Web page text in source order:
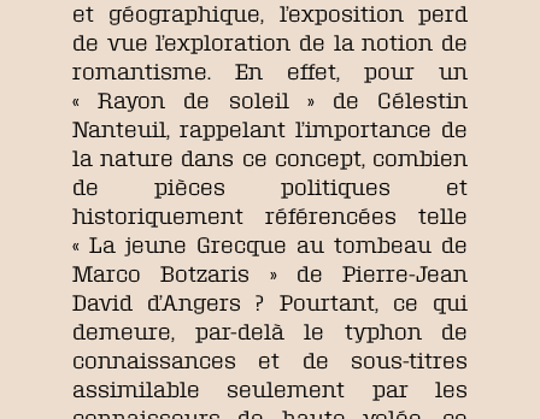
et géographique, l’exposition perd
de vue l’exploration de la notion de
romantisme. En effet, pour un
« Rayon de soleil » de Célestin
Nanteuil, rappelant l’importance de
la nature dans ce concept, combien
de pièces politiques et
historiquement référencées telle
« La jeune Grecque au tombeau de
Marco Botzaris » de Pierre-Jean
David d’Angers ? Pourtant, ce qui
demeure, par-delà le typhon de
connaissances et de sous-titres
assimilable seulement par les